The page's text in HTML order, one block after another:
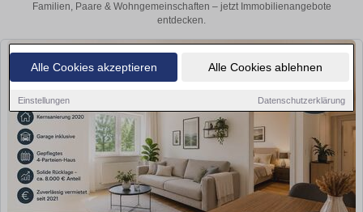
Alle Cookies akzeptieren Alle Cookies ablehnen
Einstellungen Datenschutzerklärung
Familien, Paare & Wohngemeinschaften – jetzt Immobilienangebote
entdecken.